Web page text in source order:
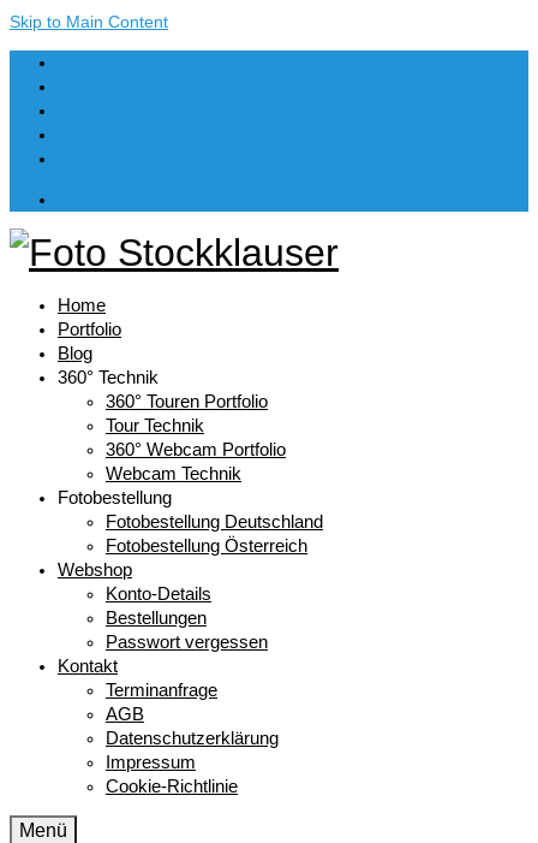
Skip to Main Content
Home
Portfolio
Blog
360° Technik
360° Touren Portfolio
Tour Technik
360° Webcam Portfolio
Webcam Technik
Fotobestellung
Fotobestellung Deutschland
Fotobestellung Österreich
Webshop
Konto-Details
Bestellungen
Passwort vergessen
Kontakt
Terminanfrage
AGB
Datenschutzerklärung
Impressum
Cookie-Richtlinie
Menü